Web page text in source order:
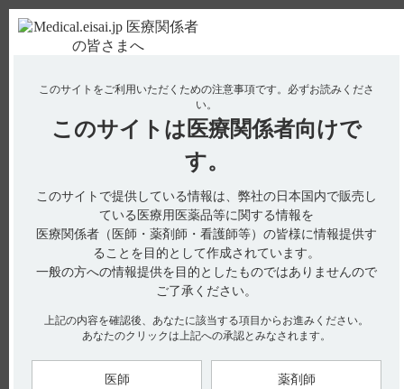
使用期限検索 Drug Information
No : 11145
【エクフィナ】 交感神経刺激剤との相互作用に
ついて教えてください。
交感神経刺激剤は「併用注意」に設定されています。
併用により、MAO-B選択性が低下した場合、交感神経刺激作
用が増強され高血圧クリーゼを含む血圧上昇が発現するおそれ
があります。（引用1、2）
電子添文には、交感神経刺激剤との相互作用に関して以下の記
載があります。
10. 相互作用
このサイトをご利用いただくための注意事項です。 必ずお読みくださ
い。
このサイトは 医療関係者向けで
す。
このサイトで提供している情報は、弊社の日本国内で販売し
ている医療用医薬品等に関する情報を
医療関係者（医師・薬剤師・看護師等）の皆様に情報提供す
ることを目的として作成されています。
一般の方への情報提供を目的としたものではありませんので
ご了承ください。
上記の内容を確認後、あなたに該当する項目からお進みください。
あなたのクリックは上記への承認とみなされます。
医師 薬剤師